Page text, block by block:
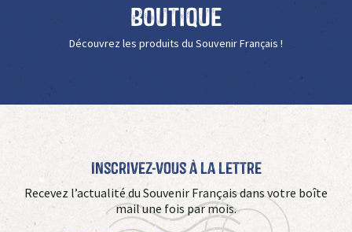
Boutique
Découvrez les produits du Souvenir Français !
Inscrivez-vous à La Lettre
Recevez l’actualité du Souvenir Français dans votre boîte
mail une fois par mois.